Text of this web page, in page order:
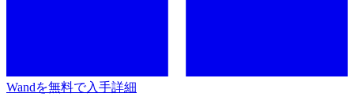
Wandを無料で入手詳細